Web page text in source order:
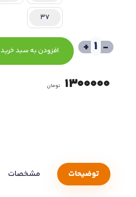
37
-
+ افزودن به سبد خرید
1300000 تومان
توضیحات مشخصات